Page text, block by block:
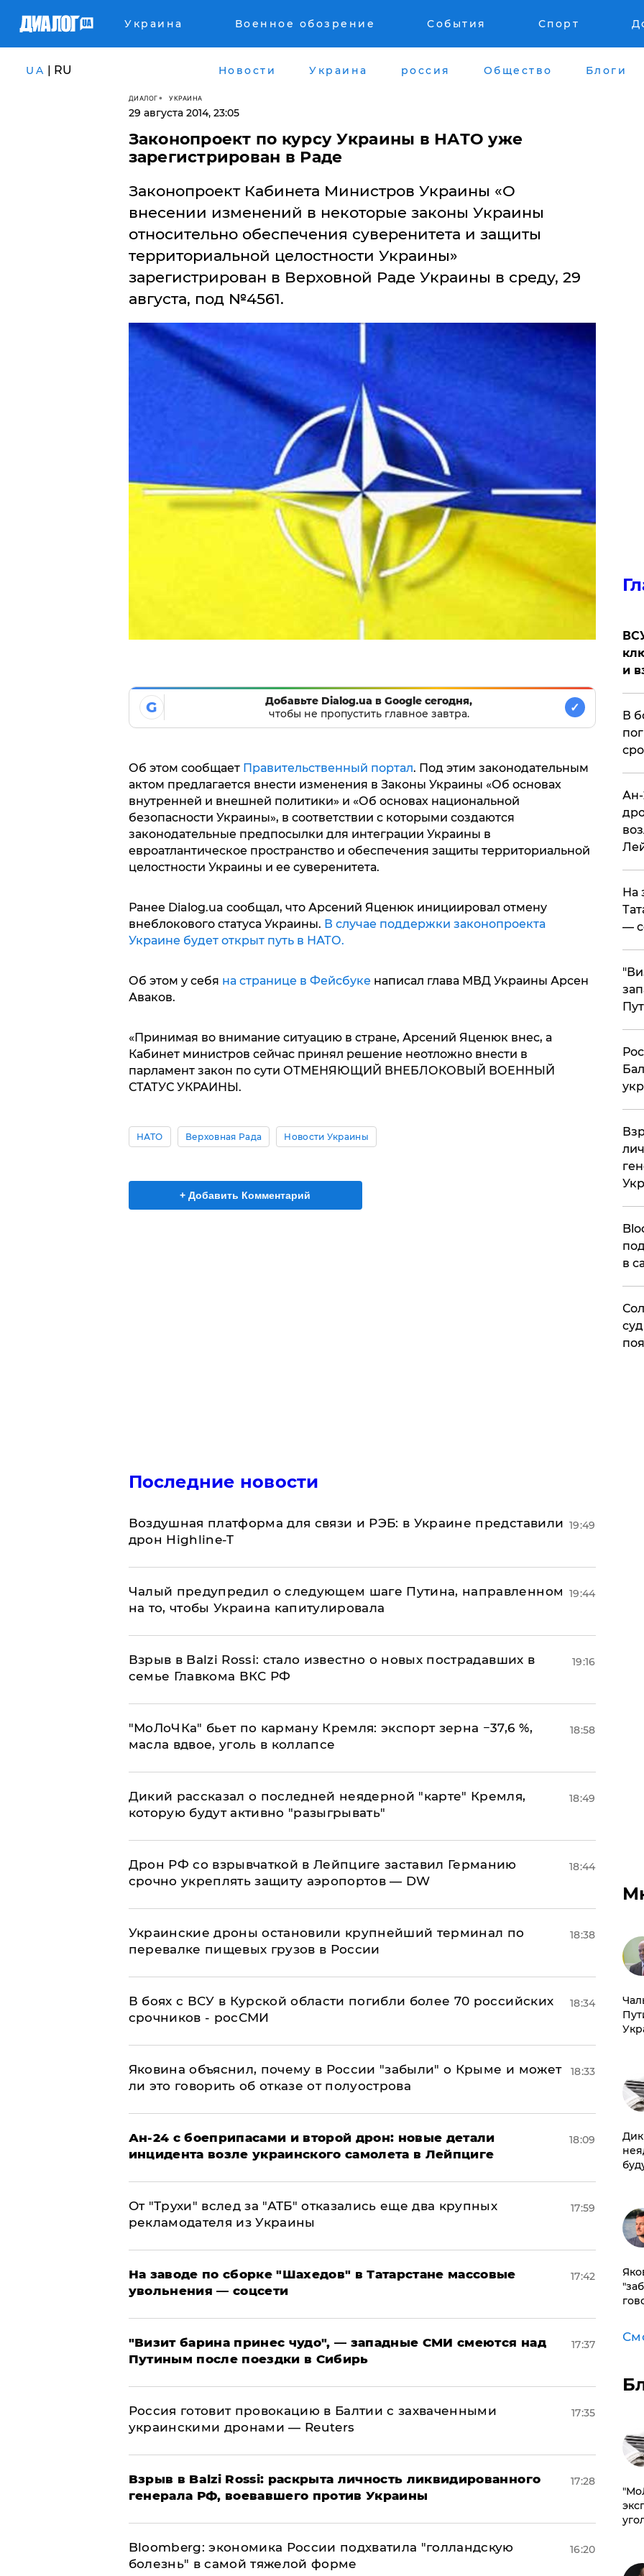
Украина Военное обозрение События Спорт
UA | RU Новости Украина россия Общество Блоги
ДИАЛОГ УКРАИНА
29 августа 2014, 23:05
Законопроект по курсу Украины в НАТО уже
зарегистрирован в Раде
Законопроект Кабинета Министров Украины «О
внесении изменений в некоторые законы Украины
относительно обеспечения суверенитета и защиты
территориальной целостности Украины»
зарегистрирован в Верховной Раде Украины в среду, 29
августа, под №4561.
G
Добавьте Dialog.ua в Google сегодня,
чтобы не пропустить главное завтра.
✓
Об этом сообщает Правительственный портал. Под этим законодательным
актом предлагается внести изменения в Законы Украины «Об основах
внутренней и внешней политики» и «Об основах национальной
безопасности Украины», в соответствии с которыми создаются
законодательные предпосылки для интеграции Украины в
евроатлантическое пространство и обеспечения защиты территориальной
целостности Украины и ее суверенитета.
Ранее Dialog.ua сообщал, что Арсений Яценюк инициировал отмену
внеблокового статуса Украины. В случае поддержки законопроекта
Украине будет открыт путь в НАТО.
Об этом у себя на странице в Фейсбукенаписал глава МВД Украины Арсен
Аваков.
«Принимая во внимание ситуацию в стране, Арсений Яценюк внес, а
Кабинет министров сейчас принял решение неотложно внести в
парламент закон по сути ОТМЕНЯЮЩИЙ ВНЕБЛОКОВЫЙ ВОЕННЫЙ
СТАТУС УКРАИНЫ.
НАТО Верховная Рада Новости Украины
+ Добавить Комментарий
Последние новости
Воздушная платформа для связи и РЭБ: в Украине представили
дрон Highline-T
19:49
Чалый предупредил о следующем шаге Путина, направленном
на то, чтобы Украина капитулировала
19:44
Взрыв в Balzi Rossi: стало известно о новых пострадавших в
семье Главкома ВКС РФ
19:16
​"МоЛоЧКа" бьет по карману Кремля: экспорт зерна −37,6 %,
масла вдвое, уголь в коллапсе
18:58
Дикий рассказал о последней неядерной "карте" Кремля,
которую будут активно "разыгрывать"
18:49
​Дрон РФ со взрывчаткой в Лейпциге заставил Германию
срочно укреплять защиту аэропортов — DW
18:44
Украинские дроны остановили крупнейший терминал по
перевалке пищевых грузов в России
18:38
В боях с ВСУ в Курской области погибли более 70 российских
срочников - росСМИ
18:34
Яковина объяснил, почему в России "забыли" о Крыме и может
ли это говорить об отказе от полуострова
18:33
Ан-24 с боеприпасами и второй дрон: новые детали
инцидента возле украинского самолета в Лейпциге
18:09
От "Трухи" вслед за "АТБ" отказались еще два крупных
рекламодателя из Украины
17:59
На заводе по сборке "Шахедов" в Татарстане массовые
увольнения — соцсети
17:42
"Визит барина принес чудо", — западные СМИ смеются над
Путиным после поездки в Сибирь
17:37
​Россия готовит провокацию в Балтии с захваченными
украинскими дронами — Reuters
17:35
​Взрыв в Balzi Rossi: раскрыта личность ликвидированного
генерала РФ, воевавшего против Украины
17:28
Bloomberg: экономика России подхватила "голландскую
болезнь" в самой тяжелой форме
16:20
и
В
Ан-
На
—
в